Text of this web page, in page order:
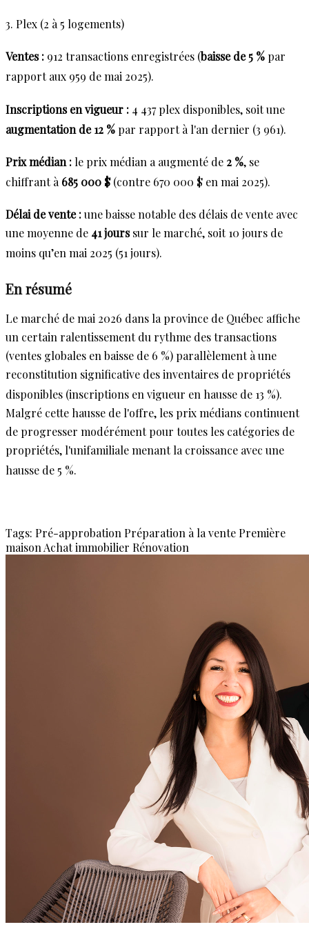
3. Plex (2 à 5 logements)
Ventes : 912 transactions enregistrées (baisse de 5 % par
rapport aux 959 de mai 2025).
Inscriptions en vigueur : 4 437 plex disponibles, soit une
augmentation de 12 % par rapport à l'an dernier (3 961).
Prix médian : le prix médian a augmenté de 2 %, se
chiffrant à685 000 $(contre 670 000 $ en mai 2025).
Délai de vente :une baisse notable des délais de vente avec
une moyenne de 41 jourssur le marché, soit 10 jours de
moins qu’en mai 2025 (51 jours).
En résumé
Le marché de mai 2026 dans la province de Québec affiche
un certain ralentissement du rythme des transactions
(ventes globales en baisse de 6 %) parallèlement à une
reconstitution significative des inventaires de propriétés
disponibles (inscriptions en vigueur en hausse de 13 %).
Malgré cette hausse de l'offre, les prix médians continuent
de progresser modérément pour toutes les catégories de
propriétés, l'unifamiliale menant la croissance avec une
hausse de 5 %.
Tags: Pré-approbationPréparation à la ventePremière
maisonAchat immobilier Rénovation